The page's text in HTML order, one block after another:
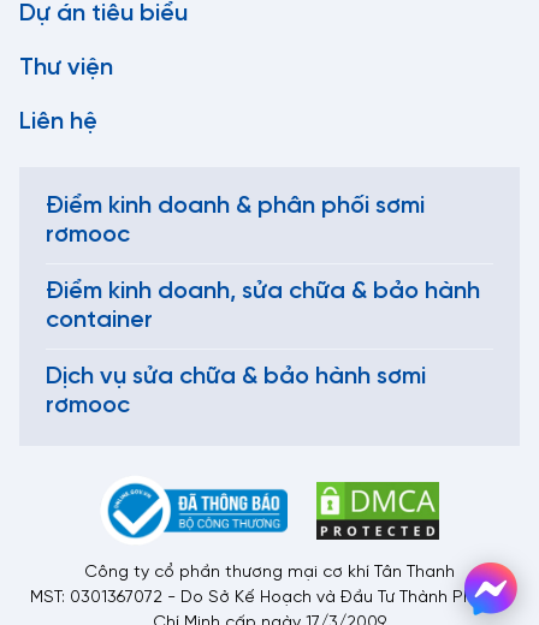
Dự án tiêu biểu
Thư viện
Liên hệ
Điểm kinh doanh & phân phối sơmi
rơmooc
Điểm kinh doanh, sửa chữa & bảo hành
container
Dịch vụ sửa chữa & bảo hành sơmi
rơmooc
Công ty cổ phần thương mại cơ khí Tân Thanh
MST: 0301367072 - Do Sở Kế Hoạch và Đầu Tư Thành Phố Hồ